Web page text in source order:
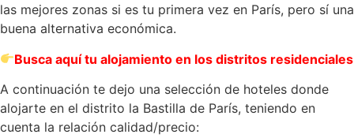
las mejores zonas si es tu primera vez en París, pero sí una
buena alternativa económica.
Busca aquí tu alojamiento en los distritos residenciales
A continuación te dejo una selección de hoteles donde
alojarte en el distrito la Bastilla de París, teniendo en
cuenta la relación calidad/precio: